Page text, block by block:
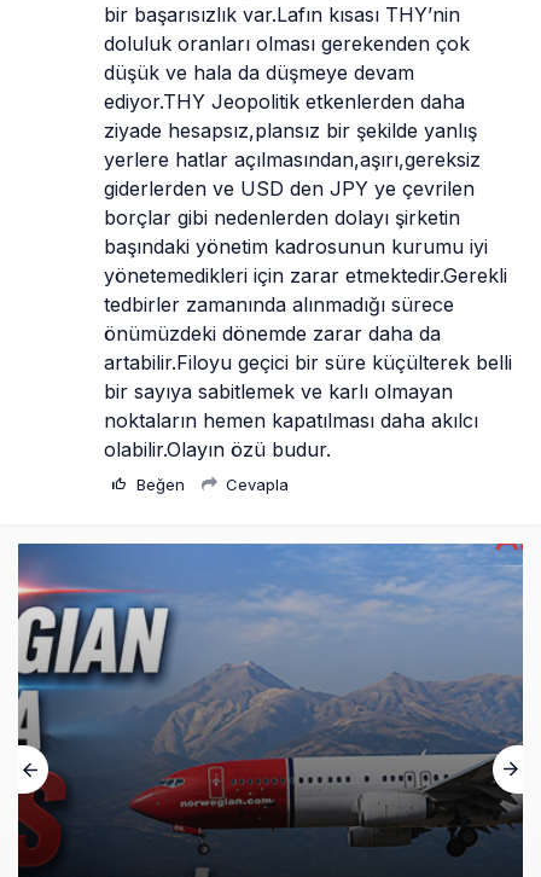
bir başarısızlık var.Lafın kısası THY’nin
doluluk oranları olması gerekenden çok
düşük ve hala da düşmeye devam
ediyor.THY Jeopolitik etkenlerden daha
ziyade hesapsız,plansız bir şekilde yanlış
yerlere hatlar açılmasından,aşırı,gereksiz
giderlerden ve USD den JPY ye çevrilen
borçlar gibi nedenlerden dolayı şirketin
başındaki yönetim kadrosunun kurumu iyi
yönetemedikleri için zarar etmektedir.Gerekli
tedbirler zamanında alınmadığı sürece
önümüzdeki dönemde zarar daha da
artabilir.Filoyu geçici bir süre küçülterek belli
bir sayıya sabitlemek ve karlı olmayan
noktaların hemen kapatılması daha akılcı
olabilir.Olayın özü budur.
Beğen Cevapla